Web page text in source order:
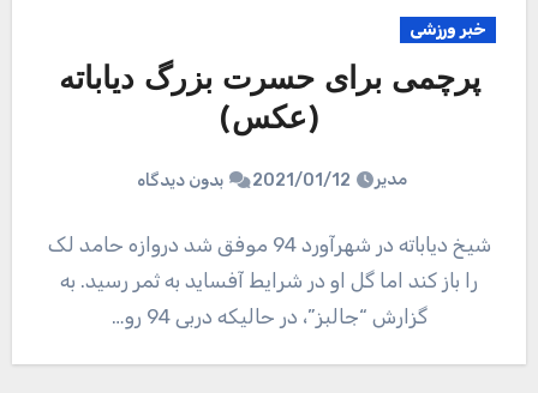
خبر ورزشی
پرچمی برای حسرت بزرگ دیاباته
(عکس)
مدیر 2021/01/12 بدون دیدگاه
شیخ دیاباته در شهرآورد 94 موفق شد دروازه حامد لک
را باز کند اما گل او در شرایط آفساید به ثمر رسید. به
گزارش “جالبز”، در حالیکه دربی 94 رو…